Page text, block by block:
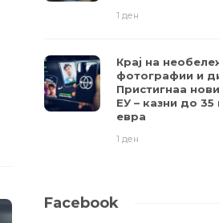
1 ден
Крај на
фотографии и
Пристигнаа
ЕУ – казни до
евра
1 ден
Facebook